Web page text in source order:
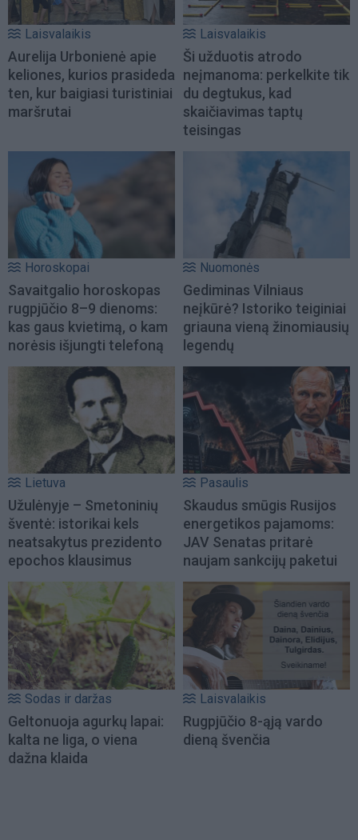
Laisvalaikis
Aurelija Urbonienė apie
keliones, kurios prasideda
ten, kur baigiasi turistiniai
maršrutai
Laisvalaikis
Ši užduotis atrodo
neįmanoma: perkelkite tik
du degtukus, kad
skaičiavimas taptų
teisingas
Horoskopai
Savaitgalio horoskopas
rugpjūčio 8–9 dienoms:
kas gaus kvietimą, o kam
norėsis išjungti telefoną
Nuomonės
Gediminas Vilniaus
neįkūrė? Istoriko teiginiai
griauna vieną žinomiausių
legendų
Lietuva
Užulėnyje – Smetoninių
šventė: istorikai kels
neatsakytus prezidento
epochos klausimus
Pasaulis
Skaudus smūgis Rusijos
energetikos pajamoms:
JAV Senatas pritarė
naujam sankcijų paketui
Sodas ir daržas
Geltonuoja agurkų lapai:
kalta ne liga, o viena
dažna klaida
Laisvalaikis
Rugpjūčio 8-ąją vardo
dieną švenčia